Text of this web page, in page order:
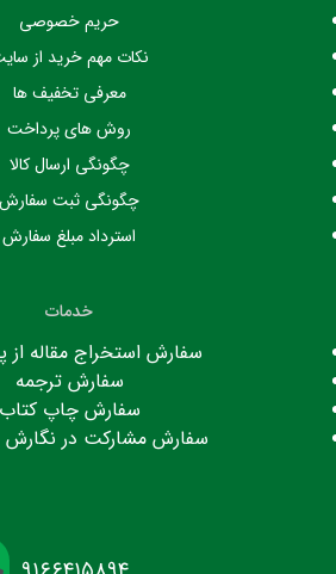
حریم خصوصی
نکات مهم خرید از
معرفی تخفیف ها
روش های پرداخت
چگونگی ارسال کالا
چگونگی ثبت سفارش
استرداد مبلغ سفارش
خدمات
سفارش استخراج مقاله از
سفارش ترجمه
سفارش چاپ کتاب
سفارش مشارکت در نگارش